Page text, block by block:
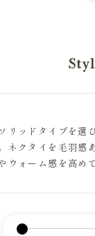
リッドタイプを
ネクタイを毛羽
ウォーム感を高め